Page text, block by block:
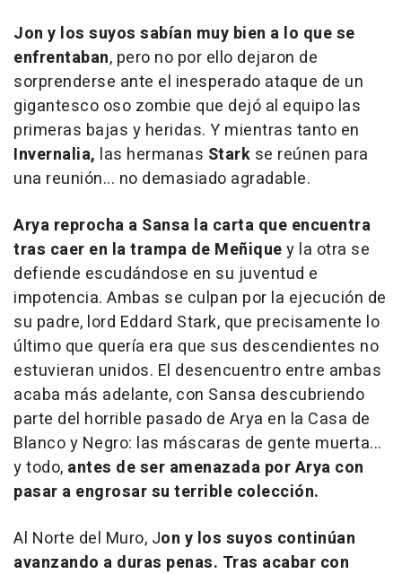
Jon y los suyos sabían muy bien a lo que se
enfrentaban, pero no por ello dejaron de
sorprenderse ante el inesperado ataque de un
gigantesco oso zombie que dejó al equipo las
primeras bajas y heridas. Y mientras tanto en
Invernalia, las hermanas Stark se reúnen para
una reunión... no demasiado agradable.
Arya reprocha a Sansa la carta que encuentra
tras caer en la trampa de Meñiquey la otra se
defiende escudándose en su juventud e
impotencia. Ambas se culpan por la ejecución de
su padre, lord Eddard Stark, que precisamente lo
último que quería era que sus descendientes no
estuvieran unidos. El desencuentro entre ambas
acaba más adelante, con Sansa descubriendo
parte del horrible pasado de Arya en la Casa de
Blanco y Negro: las máscaras de gente muerta...
y todo, antes de ser amenazada por Arya con
pasar a engrosar su terrible colección.
Al Norte del Muro, Jon y los suyos continúan
avanzando a duras penas. Tras acabar con